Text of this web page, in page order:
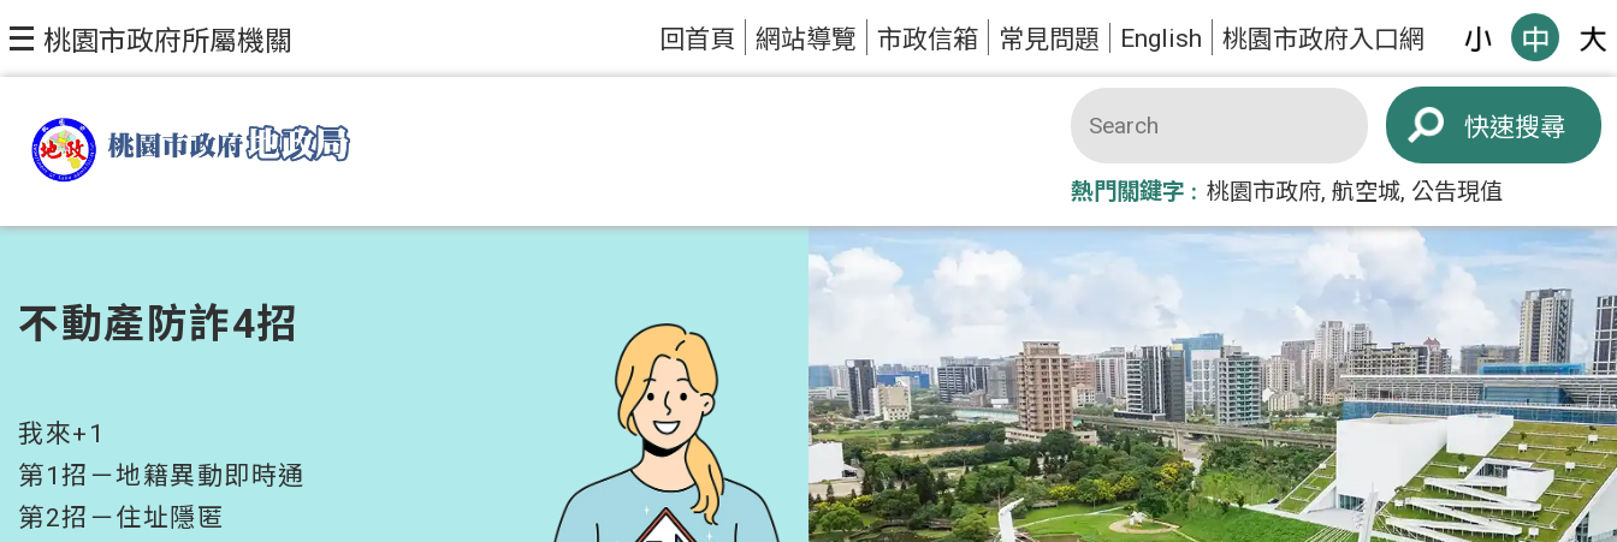
跳到主要內容區塊
桃園市政府所屬機關 回首頁 網站導覽 市政信箱 常見問題 English 桃園市政府入口網
搜尋
熱門關鍵字 桃園市政府 航空城 公告現值
不動產防詐4招
我來+1
第1招－地籍異動即時通
第2招－住址隱匿